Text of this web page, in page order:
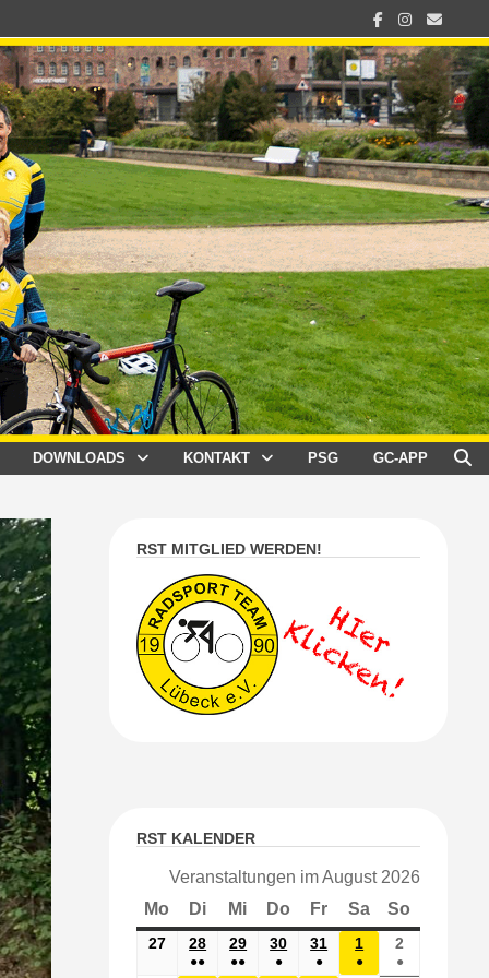
DOWNLOADS KONTAKT PSG GC-APP
RST MITGLIED WERDEN!
RST KALENDER
Veranstaltungen im August 2026
Mo Montag
DiDienstag
Mi Mittwoch
Do Donnerstag
FrFreitag
SaSamstag
So
27
Juli
28
JULI
●●
29
JULI
●●
30
JULI
●
31
JULI
●
1
AUG.
●
2
●